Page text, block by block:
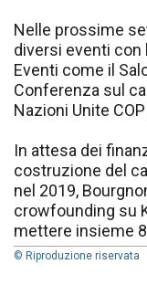
Nelle prossime
diversi eventi con
Eventi come il
Conferenza sul
Nazioni Unite
In attesa dei
costruzione del
nel 2019,
crowfounding su
mettere insieme
© Riproduzione riservata